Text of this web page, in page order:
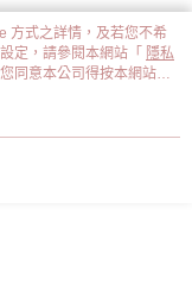
方式之詳情，及若您不希
定，請參閱本網站「 隱私
同意本公司得按本網站使